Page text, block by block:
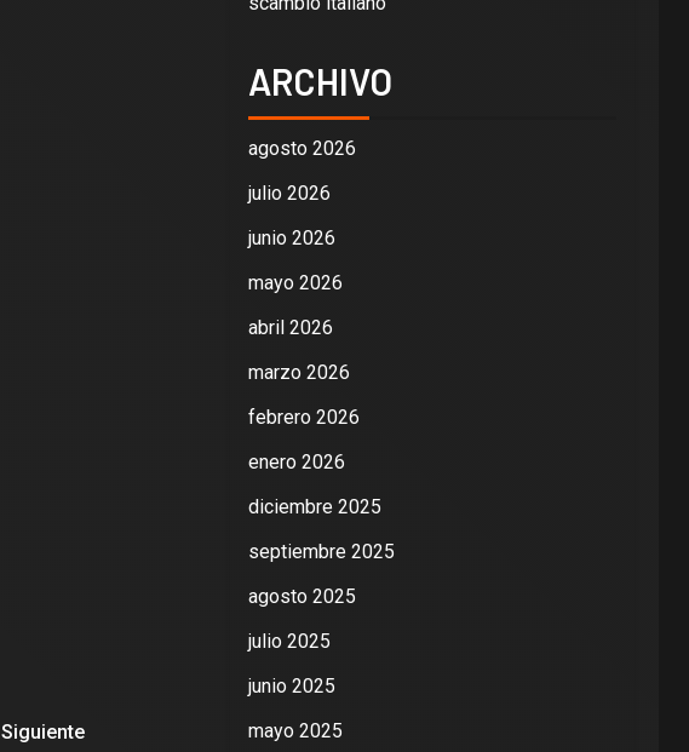
Siguiente
ARCHIVO
agosto 2026
julio 2026
junio 2026
mayo 2026
abril 2026
marzo 2026
febrero 2026
enero 2026
diciembre 2025
septiembre 2025
agosto 2025
julio 2025
junio 2025
mayo 2025